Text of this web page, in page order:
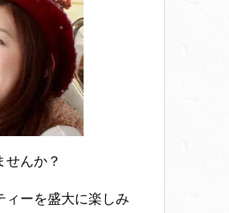
せんか？
ィーを盛大に楽しみ